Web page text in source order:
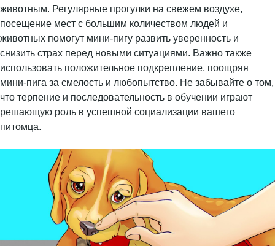
животным. Регулярные прогулки на свежем воздухе,
посещение мест с большим количеством людей и
животных помогут мини-пигу развить уверенность и
снизить страх перед новыми ситуациями. Важно также
использовать положительное подкрепление, поощряя
мини-пига за смелость и любопытство. Не забывайте о том,
что терпение и последовательность в обучении играют
решающую роль в успешной социализации вашего
питомца.